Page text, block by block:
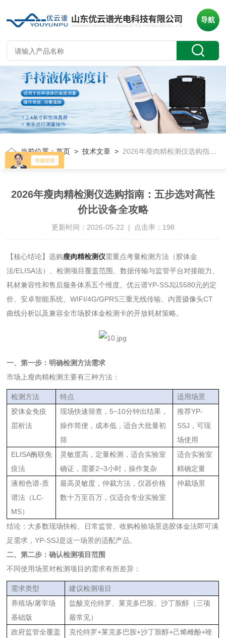
导航
当前位置：首页 >技术文章 >2026年瘦肉精检测仪选购指南：五步选对高性价比设备全攻略
2026年瘦肉精检测仪选购指南：五步选对高性
价比设备全攻略
更新时间：2026-05-22 | 点击率：198
【核心结论】选购瘦肉精检测仪需重点考量检测方法（胶体金
法/ELISA法）、检测项目覆盖范围、数据传输与监管平台对接能力、
耗材兼容性和售后服务体系五个维度。优云谱YP-SSJ以5580元的定
价、安卓智能系统、WIFI/4G/GPRS三重无线传输、内置摄像头CT
曲线分析以及兼容全市场胶体金检测卡的开放耗材策略。
一、第一步：明确检测方法需求
市场上瘦肉精检测主要有三种方法：
检测方法 特点
适用场景
胶体金免疫
层析法
现场快速筛查，5~10分钟出结果，
操作简便，成本低，适合大批量初
筛
推荐YP-
SSJ，可现
场使用
ELISA酶联免
疫法
灵敏度高，定量检测，适合实验室
确证，需要2~3小时，操作复杂
适合实验室
精确定量
液相色谱-质
谱法（LC-
MS）
最高灵敏度，仲裁方法，仪器价格
数十万至百万，仅适合专业实验室
仲裁场景
结论：大多数现场快检、日常监管、收购检验场景选胶体金法即可满
足需求，YP-SSJ是这一场景的适配产品。
二、第二步：确认检测项目范围
不同使用场景对检测项目的需求有所差异：
需求类型
建议检测项目
养殖场/屠宰场
基础版
盐酸克伦特罗、莱克多巴胺、沙丁胺醇（三项
最常见）
政府监管全覆盖
克伦特罗+莱克多巴胺+沙丁胺醇+己烯雌酚+喹